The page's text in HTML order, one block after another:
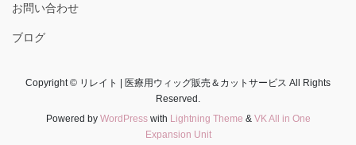
お問い合わせ
ブログ
Copyright © リレイト | 医療用ウィッグ販売＆カットサービス All Rights
Reserved.
Powered by WordPresswith Lightning Theme & VK All in One
Expansion Unit